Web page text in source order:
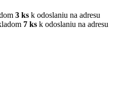
3 ks k odoslaniu na adresu
7 ks k odoslaniu na adresu